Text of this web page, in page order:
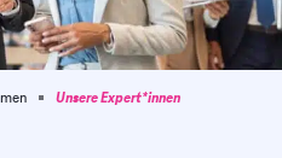
Unsere Expert*innen